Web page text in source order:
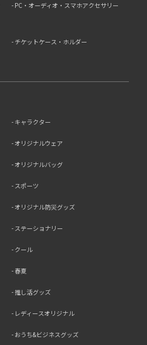
PC・オーディオ・スマホアクセサリー
チケットケース・ホルダー
キャラクター
オリジナルウェア
オリジナルバッグ
スポーツ
オリジナル防災グッズ
ステーショナリー
クール
春夏
推し活グッズ
レディースオリジナル
おうち&ビジネスグッズ